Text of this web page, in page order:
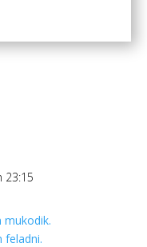
23:15
mukodik.
feladni.